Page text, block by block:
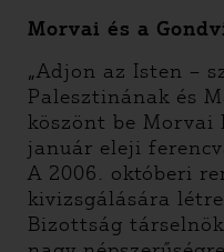
Morvai és a
„Adjon az Isten –
Palesztinának és
köszönt be Morvai
január eleji
A 2006. októberi
kivizsgálására
Bizottság